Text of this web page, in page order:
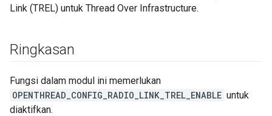
Link (TREL) untuk Thread Over Infrastructure.
Ringkasan
Fungsi dalam modul ini memerlukan
OPENTHREAD_CONFIG_RADIO_LINK_TREL_ENABLE untuk
diaktifkan.